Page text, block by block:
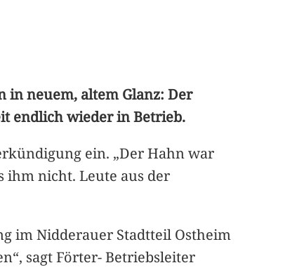
neuem, altem Glanz: Der
endlich wieder in Betrieb.
ein. „Der Hahn war
ihm nicht. Leute aus der
im Nidderauer Stadtteil Ostheim
sagt Förter- Betriebsleiter